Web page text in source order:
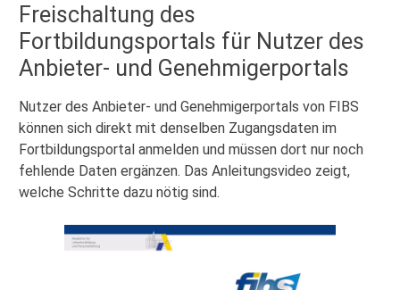
Freischaltung des
Fortbildungsportals für Nutzer des
Anbieter- und Genehmigerportals
Nutzer des Anbieter- und Genehmigerportals von FIBS
können sich direkt mit denselben Zugangsdaten im
Fortbildungsportal anmelden und müssen dort nur noch
fehlende Daten ergänzen. Das Anleitungsvideo zeigt,
welche Schritte dazu nötig sind.